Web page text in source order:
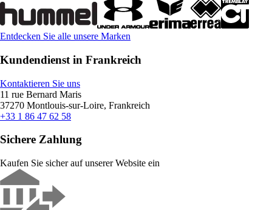
Entdecken Sie alle unsere Marken
Kundendienst in Frankreich
Kontaktieren Sie uns
11 rue Bernard Maris
37270 Montlouis-sur-Loire, Frankreich
+33 1 86 47 62 58
Sichere Zahlung
Kaufen Sie sicher auf unserer Website ein